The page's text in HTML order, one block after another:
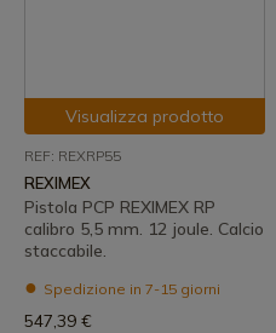
Visualizza prodotto
REF: REXRP55
REXIMEX
Pistola PCP REXIMEX RP
calibro 5,5 mm. 12 joule. Calcio
staccabile.
Spedizione in 7-15 giorni
547,39 €